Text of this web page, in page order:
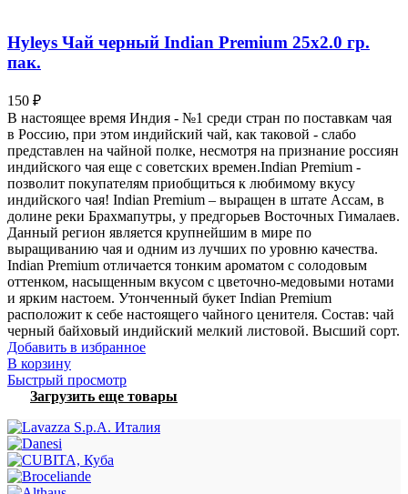
Hyleys Чай черный Indian Premium 25х2.0 гр.
пак.
150 ₽
В настоящее время Индия - №1 среди стран по поставкам чая
в Россию, при этом индийский чай, как таковой - слабо
представлен на чайной полке, несмотря на признание россиян
индийского чая еще с советских времен.Indian Premium -
позволит покупателям приобщиться к любимому вкусу
индийского чая! Indian Premium – выращен в штате Ассам, в
долине реки Брахмапутры, у предгорьев Восточных Гималаев.
Данный регион является крупнейшим в мире по
выращиванию чая и одним из лучших по уровню качества.
Indian Premium отличается тонким ароматом с солодовым
оттенком, насыщенным вкусом с цветочно-медовыми нотами
и ярким настоем. Утонченный букет Indian Premium
расположит к себе настоящего чайного ценителя. Состав: чай
черный байховый индийский мелкий листовой. Высший сорт.
Добавить в избранное
В корзину
Быстрый просмотр
Загрузить еще товары